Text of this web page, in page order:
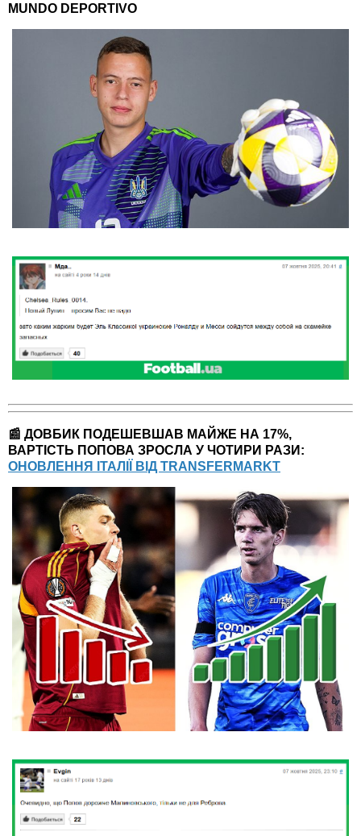
MUNDO DEPORTIVO
📰 ДОВБИК ПОДЕШЕВШАВ МАЙЖЕ НА 17%,
ВАРТІСТЬ ПОПОВА ЗРОСЛА У ЧОТИРИ РАЗИ:
ОНОВЛЕННЯ ІТАЛІЇ ВІД TRANSFERMARKT